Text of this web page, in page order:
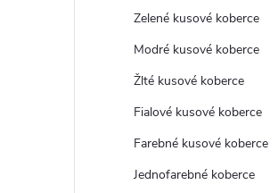
Zelené kusové koberce
Modré kusové koberce
Žlté kusové koberce
Fialové kusové koberce
Farebné kusové koberce
Jednofarebné koberce